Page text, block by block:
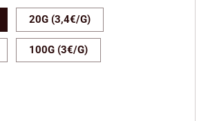
20G (3,4€/G)
100G (3€/G)